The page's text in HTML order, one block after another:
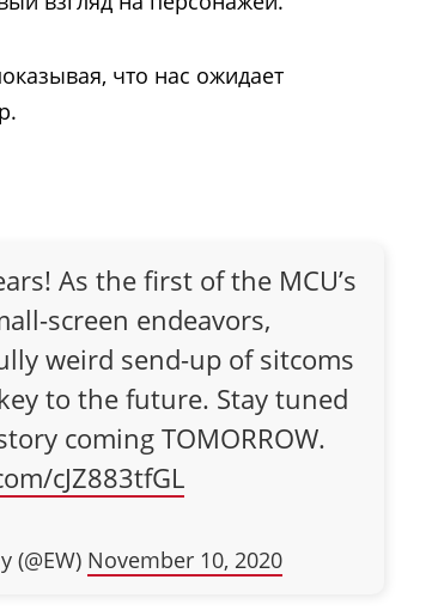
что нас ожидает
As the first of the MCU’s
screen endeavors,
weird send-up of sitcoms
key to the future. Stay tuned
coming TOMORROW.
cJZ883tfGL
(@EW) November 10, 2020